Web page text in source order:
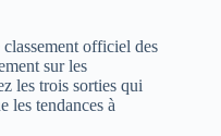
officiel des
sur les
les trois sorties qui
les tendances à